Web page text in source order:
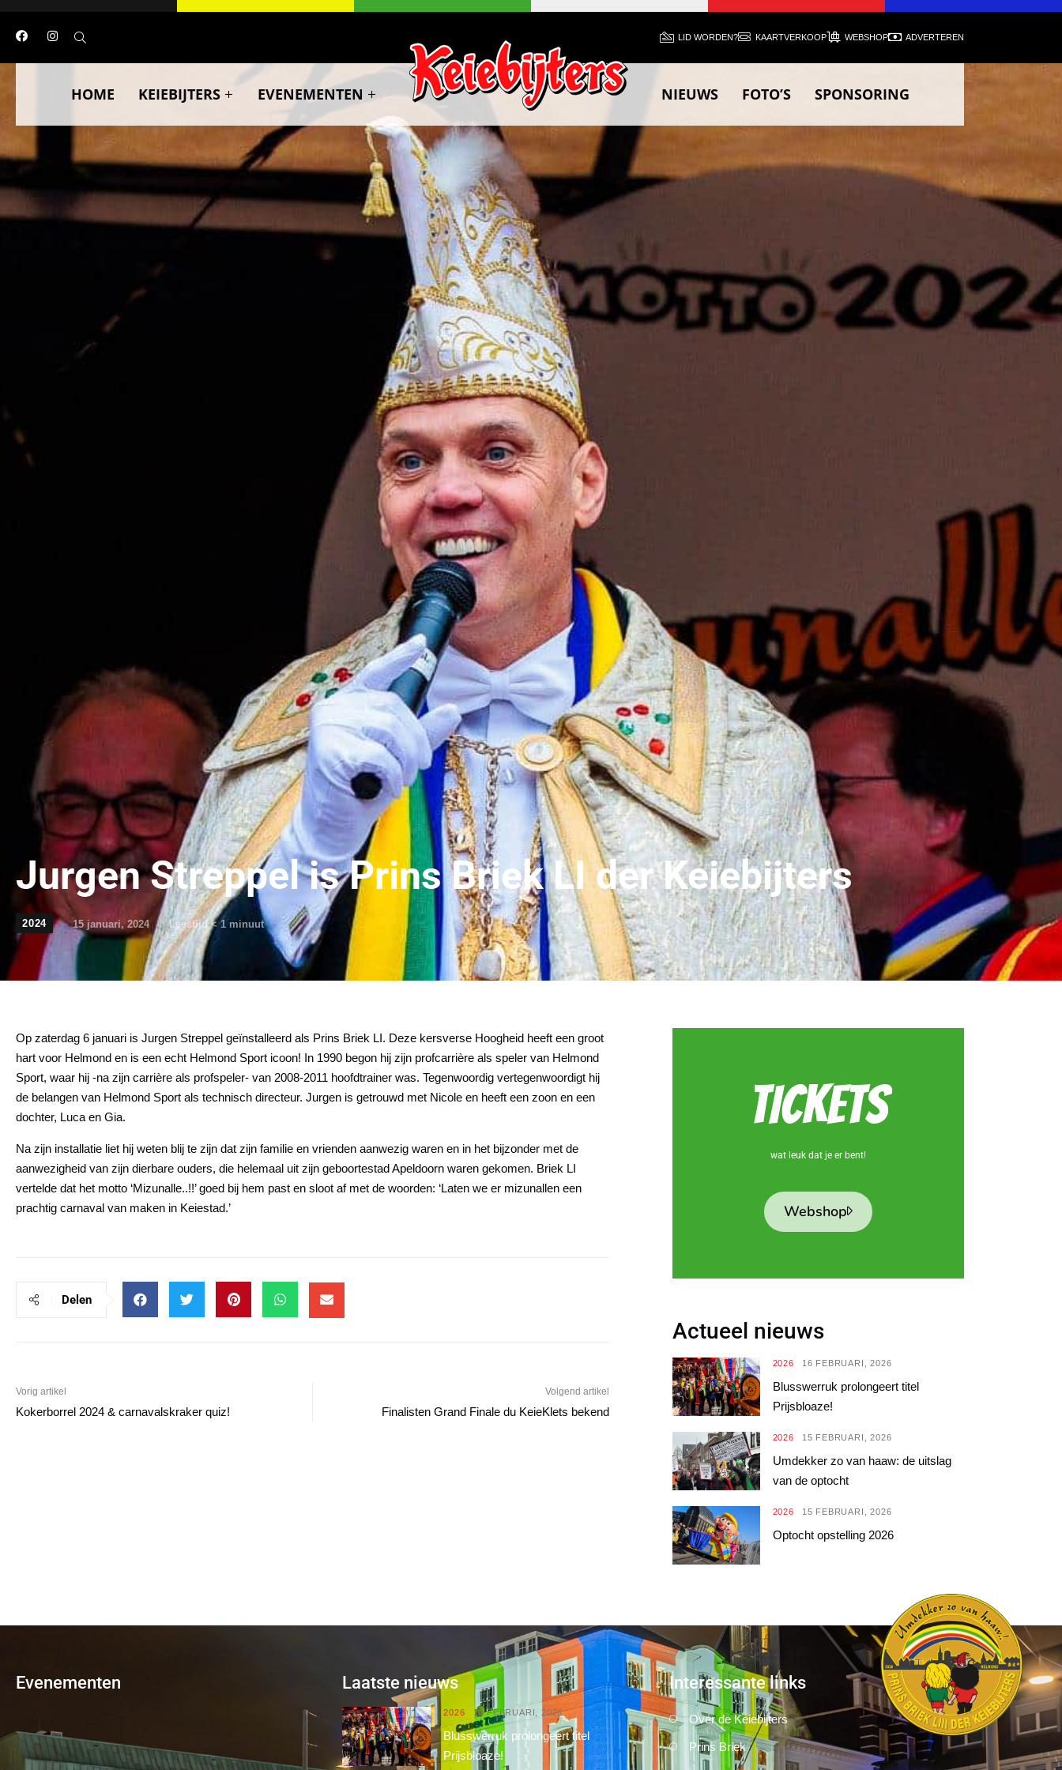
LID WORDEN? KAARTVERKOOP WEBSHOP ADVERTEREN
HOME KEIEBIJTERS EVENEMENTEN NIEUWS FOTO’S SPONSORING
Jurgen Streppel is Prins Briek LI der Keiebijters
2024 15 januari, 2024 Leestijd < 1 minuut
Op zaterdag 6 januari is Jurgen Streppel geïnstalleerd als Prins Briek LI. Deze kersverse Hoogheid heeft een groot
hart voor Helmond en is een echt Helmond Sport icoon! In 1990 begon hij zijn profcarrière als speler van Helmond
Sport, waar hij -na zijn carrière als profspeler- van 2008-2011 hoofdtrainer was. Tegenwoordig vertegenwoordigt hij
de belangen van Helmond Sport als technisch directeur. Jurgen is getrouwd met Nicole en heeft een zoon en een
dochter, Luca en Gia.
Na zijn installatie liet hij weten blij te zijn dat zijn familie en vrienden aanwezig waren en in het bijzonder met de
aanwezigheid van zijn dierbare ouders, die helemaal uit zijn geboortestad Apeldoorn waren gekomen. Briek LI
vertelde dat het motto ‘Mizunalle..!!’ goed bij hem past en sloot af met de woorden: ‘Laten we er mizunallen een
prachtig carnaval van maken in Keiestad.’
Delen
Vorig artikel
Kokerborrel 2024 & carnavalskraker quiz!
Volgend artikel
Finalisten Grand Finale du KeieKlets bekend
TICKETS
wat leuk dat je er bent!
Webshop
Actueel nieuws
2026 16 FEBRUARI, 2026
Blusswerruk prolongeert titel
Prijsbloaze!
2026 15 FEBRUARI, 2026
Umdekker zo van haaw: de uitslag
van de optocht
2026 15 FEBRUARI, 2026
Optocht opstelling 2026
Evenementen Laatste nieuws
2026 16 FEBRUARI, 2026
Blusswerruk prolongeert titel
Prijsbloaze!
Interessante links
Over de Keiebijters
Prins Briek